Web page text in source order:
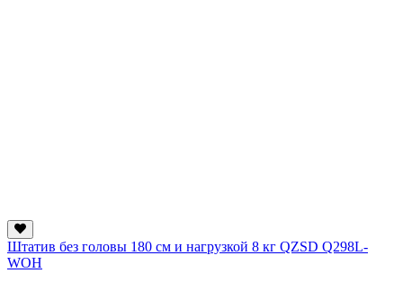
Штатив без головы 180 см и нагрузкой 8 кг QZSD Q298L-
WOH